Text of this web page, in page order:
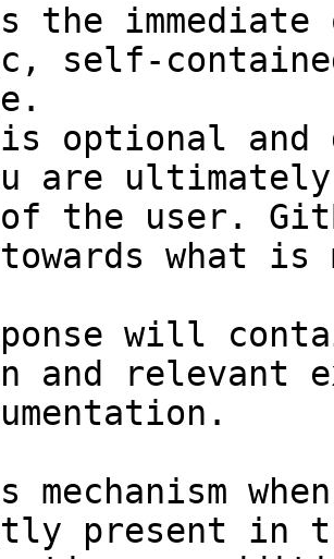
the
self-
optional and
are
the user.
towards what
will
and relevant
mechanism
present in